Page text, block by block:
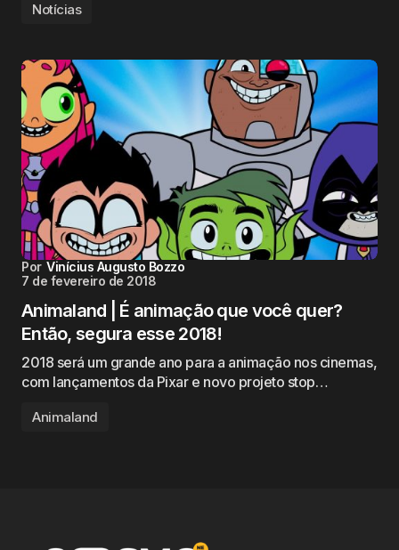
Notícias
Por Vinícius Augusto Bozzo
7 de fevereiro de 2018
Animaland | É animação que você quer?
Então, segura esse 2018!
2018 será um grande ano para a animação nos cinemas,
com lançamentos da Pixar e novo projeto stop…
Animaland